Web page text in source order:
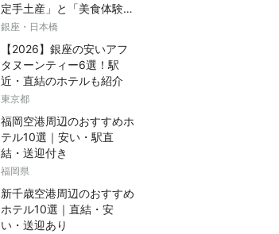
定手土産」と「美食体験」
完全ガイド
銀座・日本橋
【2026】銀座の安いアフ
タヌーンティー6選！駅
近・直結のホテルも紹介
東京都
福岡空港周辺のおすすめホ
テル10選｜安い・駅直
結・送迎付き
福岡県
新千歳空港周辺のおすすめ
ホテル10選｜直結・安
い・送迎あり